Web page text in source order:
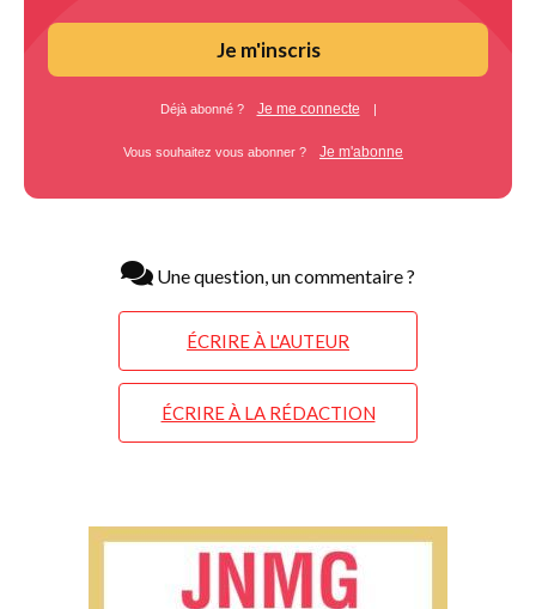
Je m'inscris
Déjà abonné ? Je me connecte |
Vous souhaitez vous abonner ? Je m'abonne
Une question, un commentaire ?
ÉCRIRE À L'AUTEUR
ÉCRIRE À LA RÉDACTION